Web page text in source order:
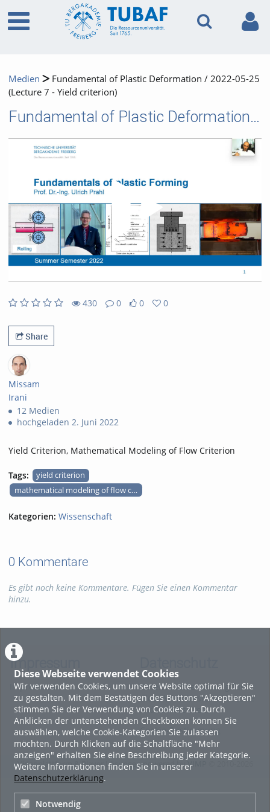
Diese Webseite verwendet Cookies
Wir verwenden Cookies, um unsere Website optimal für Sie
zu gestalten. Mit dem Bestätigen des Buttons "Akzeptieren"
stimmen Sie der Verwendung von Cookies zu. Durch
Anklicken der untenstehenden Checkboxen können Sie
auswählen, welche Cookie-Kategorien Sie zulassen
möchten. Durch Klicken auf die Schaltfläche "Mehr
anzeigen" erhalten Sie eine Beschreibung jeder Kategorie.
Weitere Informationen finden Sie in unserer
Datenschutzerklärung.
Notwendig
Medien
Fundamental of Plastic Deformation / 2022-05-25
(Lecture 7 - Yield criterion)
Fundamental of Plastic Deformation / 2022-05-25 (Lecture 7 - Yield criterion)
430
0
0
0
Share
Missam
Irani
12 Medien
hochgeladen 2. Juni 2022
Yield Criterion, Mathematical Modeling of Flow Criterion
Tags:
yield criterion
mathematical modeling of flow criterion
Kategorien: Wissenschaft
0 Kommentare
Es gibt noch keine Kommentare. Fügen Sie einen Kommentar
hinzu.
Impressum
Impressum
Datenschutzerklärung für
diese ViMP-basierte Website
inkl. Unterseiten
Cookie-Zustimmung
Videoplattform & Player Lösungen powered byVIMP